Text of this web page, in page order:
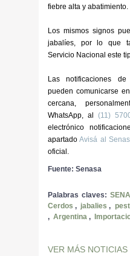
fiebre alta y abatimiento.
Los mismos signos
jabalíes, por lo que
Servicio Nacional este
Las notificaciones
pueden comunicarse
cercana,
WhatsApp, al (11)
electrónico
apartadoAvisá al
oficial.
Fuente: Senasa
Palabras claves:
Cerdos , jabalies ,
, Argentina ,
VER MÁS